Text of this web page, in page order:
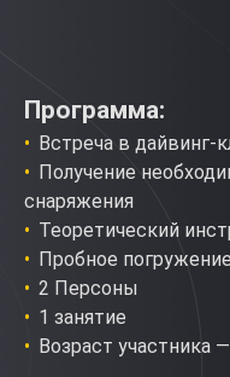
Программа:
Встреча в дайвинг-
Получение
снаряжения
Теоретический
Пробное
2 Персоны
1 занятие
Возраст участника